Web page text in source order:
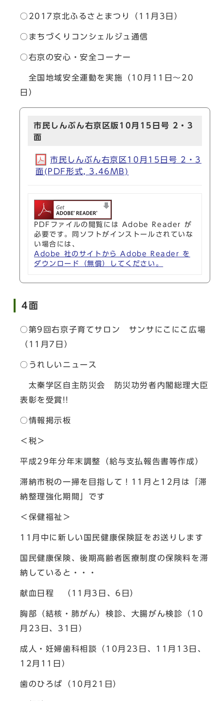
○2017京北ふるさとまつり（11月3日）
○まちづくりコンシェルジュ通信
○右京の安心・安全コーナー
全国地域安全運動を実施（10月11日～20
日）
市民しんぶん右京区版10月15日号 2・3
面
市民しんぶん右京区10月15日号 2・3
面(PDF形式, 3.46MB)
PDFファイルの閲覧には Adobe Reader が
必要です。同ソフトがインストールされていな
い場合には、
Adobe 社のサイトから Adobe Reader を
ダウンロード（無償）してください。
4面
○第9回右京子育てサロン サンサにこにこ広場
（11月7日）
○うれしいニュース
太秦学区自主防災会 防災功労者内閣総理大臣
表彰を受賞!!
○情報掲示板
＜税＞
平成29年分年末調整（給与支払報告書等作成）
滞納市税の一掃を目指して！11月と12月は「滞
納整理強化期間」です
＜保健福祉＞
11月中に新しい国民健康保険証をお送りします
国民健康保険、後期高齢者医療制度の保険料を滞
納していると・・・
献血日程 （11月3日、6日）
胸部（結核・肺がん）検診、大腸がん検診（10
月23日、31日）
成人・妊婦歯科相談（10月23日、11月13日、
12月11日）
歯のひろば（10月21日）